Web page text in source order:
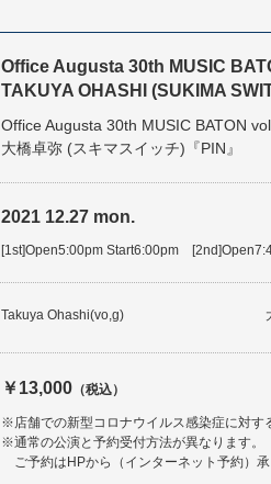
Office Augusta 30th MUSIC
TAKUYA OHASHI (SUKIMA
Office Augusta 30th MUSIC BATON
大橋卓弥 (スキマスイッチ)『PIN』
2021 12.27 mon.
[1st]Open5:00pm Start6:00pm
Takuya Ohashi(vo,g)
￥13,000 （税込）
※店舗での新型コロナウイルス感染症に対す
※通常の公演と予約受付方法が異なります。
ご予約はHPから（インターネット予約）